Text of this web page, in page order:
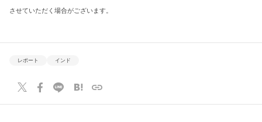
させていただく場合がございます。
レポート インド